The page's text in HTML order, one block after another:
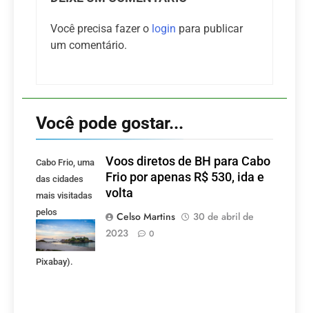
Você precisa fazer o login para publicar
um comentário.
Você pode gostar...
Cabo Frio, uma
das cidades
mais visitadas
pelos
mineiros.
(Foto:
Pixabay).
Voos diretos de BH para Cabo
Frio por apenas R$ 530, ida e
volta
Celso Martins
30 de abril de
2023
0